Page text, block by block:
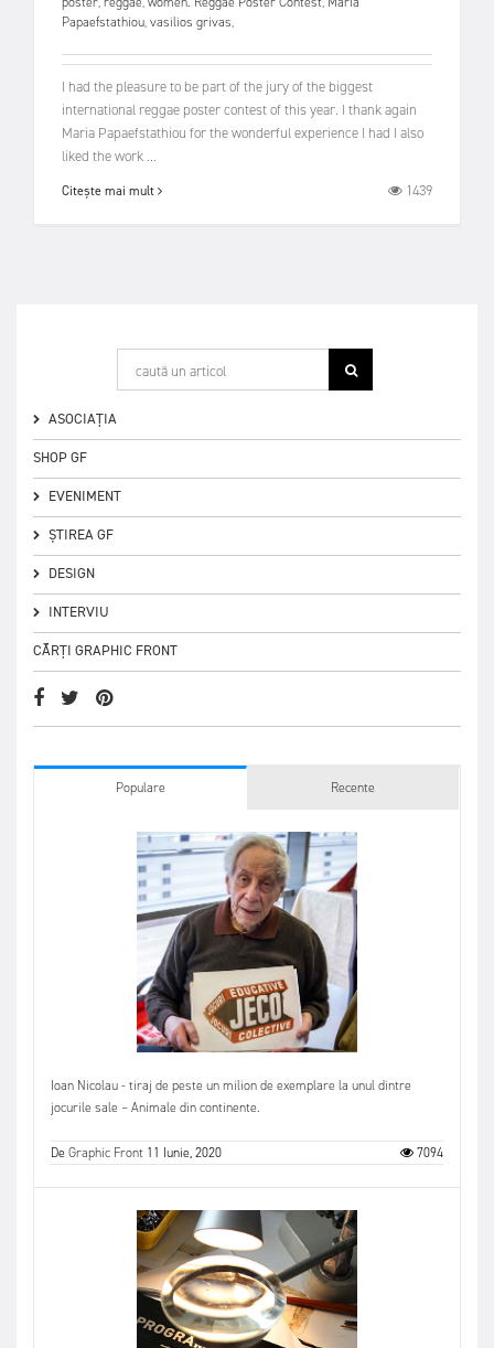
Papaefstathiou,vasilios grivas,
I had the pleasure to be part of the jury of the biggest
international reggae poster contest of this year. I thank again
Maria Papaefstathiou for the wonderful experience I had I also
liked the work ...
Citește mai mult 1439
ASOCIAȚIA
SHOP GF
EVENIMENT
ȘTIREA GF
DESIGN
INTERVIU
CĂRȚI GRAPHIC FRONT
Populare Recente
Ioan Nicolau - tiraj de peste un milion de exemplare la unul dintre
jocurile sale – Animale din continente.
DeGraphic Front 11 Iunie, 2020 7094